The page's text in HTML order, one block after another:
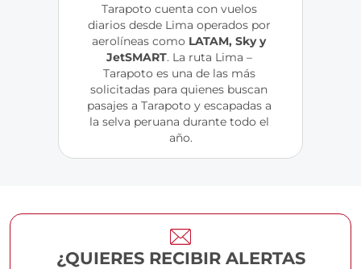
Tarapoto cuenta con vuelos
diarios desde Lima operados por
aerolíneas como LATAM, Sky y
JetSMART. La ruta Lima –
Tarapoto es una de las más
solicitadas para quienes buscan
pasajes a Tarapoto y escapadas a
la selva peruana durante todo el
año.
¿QUIERES RECIBIR ALERTAS